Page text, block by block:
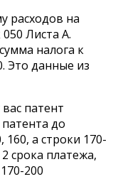
расходов на
Листа А.
налога к
Это данные из
патент
до
160, а строки 170-
срока платежа,
200